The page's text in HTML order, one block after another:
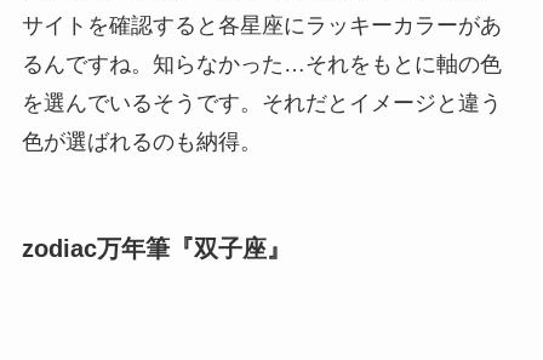
サイトを確認すると各星座にラッキーカラーがあ
るんですね。知らなかった…それをもとに軸の色
を選んでいるそうです。それだとイメージと違う
色が選ばれるのも納得。
zodiac万年筆『双子座』